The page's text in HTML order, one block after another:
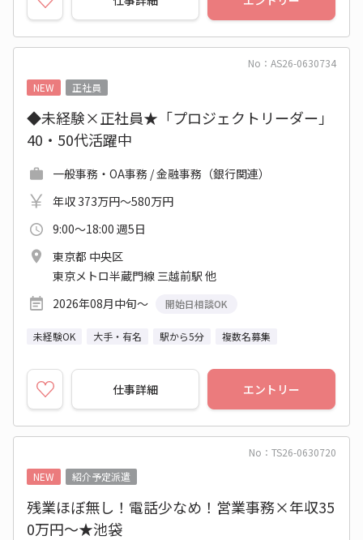
No：AS26-0630734
NEW
正社員
◆未経験×正社員★「プロジェクトリーダー」
40・50代活躍中
一般事務・OA事務 / 金融事務（銀行関連）
年収 373万円～580万円
9:00～18:00 週5日
東京都 中央区
東京メトロ半蔵門線 三越前駅 他
2026年08月中旬～
開始日相談OK
未経験OK 大手・有名 駅から5分 複数名募集
仕事詳細 エントリー
No：TS26-0630720
NEW
紹介予定派遣
残業ほぼ無し！電話少なめ！営業事務×年収35
0万円～★池袋